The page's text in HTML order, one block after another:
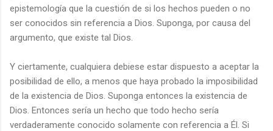
epistemología que la cuestión de si los hechos pueden o no
ser conocidos sin referencia a Dios. Suponga, por causa del
argumento, que existe tal Dios.
Y ciertamente, cualquiera debiese estar dispuesto a aceptar la
posibilidad de ello, a menos que haya probado la imposibilidad
de la existencia de Dios. Suponga entonces la existencia de
Dios. Entonces sería un hecho que todo hecho sería
verdaderamente conocido solamente con referencia a Él. Si